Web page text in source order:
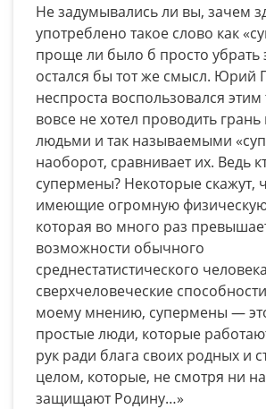
Не задумывались ли вы, зачем
употреблено такое слово как
проще ли было б просто убрать
остался бы тот же смысл. Юрий
неспроста воспользовался
вовсе не хотел проводить
людьми и так называемыми
наоборот, сравнивает их. Ведь
супермены? Некоторые скажут,
имеющие огромную
которая во много раз
возможности обычного
среднестатистического
сверхчеловеческие
моему мнению, супермены —
простые люди, которые
рук ради блага своих родных и
целом, которые, не смотря ни
защищают Родину…»